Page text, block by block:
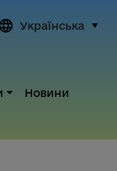
Українська
Новини